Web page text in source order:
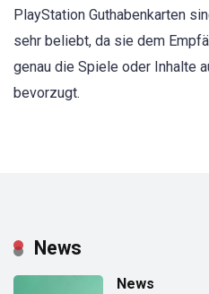
PlayStation Guthabenkarten
sehr beliebt, da sie dem
genau die Spiele oder Inhalte
bevorzugt.
News
News